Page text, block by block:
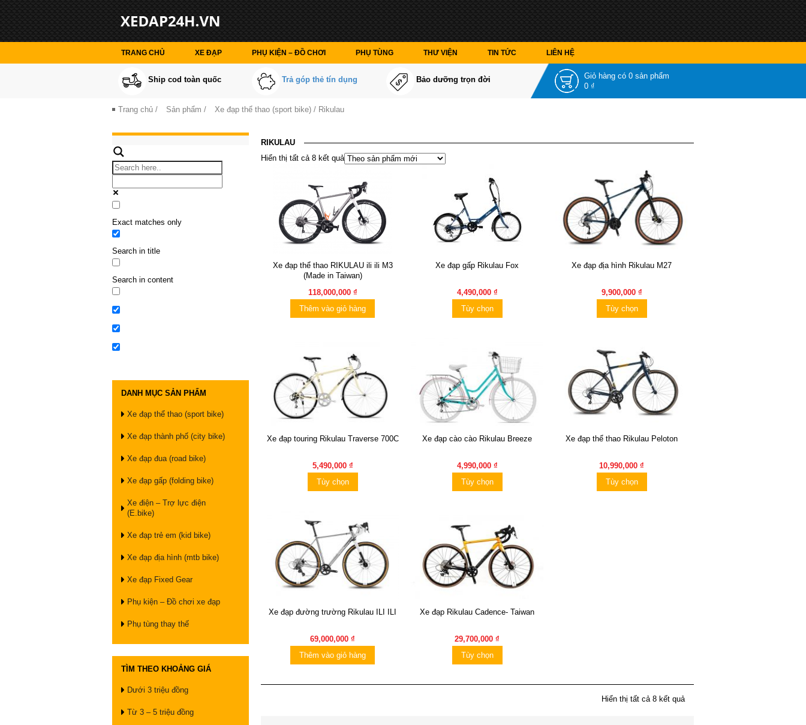
TRANG CHỦ XE ĐẠP PHỤ KIỆN – ĐỒ CHƠI PHỤ TÙNG THƯ VIỆN TIN TỨC LIÊN HỆ
Ship cod toàn quốc Trả góp thẻ tín dụng Bảo dưỡng trọn đời Giỏ hàng có 0 sản phẩm
0 ₫
Trang chủ / Sản phẩm / Xe đạp thể thao (sport bike) / Rikulau
Exact matches only
Search in title
Search in content
DANH MỤC SẢN PHẨM
Xe đạp thể thao (sport bike)
Xe đạp thành phố (city bike)
Xe đạp đua (road bike)
Xe đạp gấp (folding bike)
Xe điện – Trợ lực điện
(E.bike)
Xe đạp trẻ em (kid bike)
Xe đạp địa hình (mtb bike)
Xe đạp Fixed Gear
Phụ kiện – Đồ chơi xe đạp
Phụ tùng thay thế
TÌM THEO KHOẢNG GIÁ
Dưới 3 triệu đồng
Từ 3 – 5 triệu đồng
RIKULAU
Hiển thị tất cả 8 kết quả
Xe đạp thể thao RIKULAU ili ili M3
(Made in Taiwan)
118,000,000 ₫
Thêm vào giỏ hàng
Xe đạp gấp Rikulau Fox
4,490,000 ₫
Tùy chọn
Xe đạp địa hình Rikulau M27
9,900,000 ₫
Tùy chọn
Xe đạp touring Rikulau Traverse 700C
5,490,000 ₫
Tùy chọn
Xe đạp cào cào Rikulau Breeze
4,990,000 ₫
Tùy chọn
Xe đạp thể thao Rikulau Peloton
10,990,000 ₫
Tùy chọn
Xe đạp đường trường Rikulau ILI ILI
69,000,000 ₫
Thêm vào giỏ hàng
Xe đạp Rikulau Cadence- Taiwan
29,700,000 ₫
Tùy chọn
Hiển thị tất cả 8 kết quả